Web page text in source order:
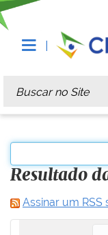
Busca
Busca Avançada…
Resultado
Assinar um RSS